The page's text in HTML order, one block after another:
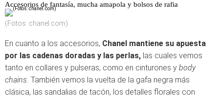
Accesorios de fantasía, mucha amapola y bolsos de rafia
(Fotos: chanel.com)
En cuanto a los accesorios, Chanel mantiene su apuesta
por las cadenas doradas y las perlas, las cuales vemos
tanto en collares y pulseras, como en cinturones y body
chains. También vemos la vuelta de la gafa negra más
clásica, las sandalias de tacón, los detalles florales con